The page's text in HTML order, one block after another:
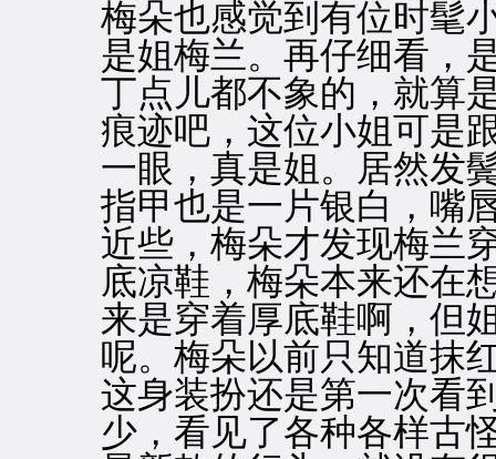
梅朵也感觉到有位时髦
是姐梅兰。再仔细看，
丁点儿都不象的，就算
痕迹吧，这位小姐可是
一眼，真是姐。居然发
指甲也是一片银白，嘴
近些，梅朵才发现梅兰
底凉鞋，梅朵本来还在
来是穿着厚底鞋啊，但
呢。梅朵以前只知道抹
这身装扮还是第一次看
少，看见了各种各样古